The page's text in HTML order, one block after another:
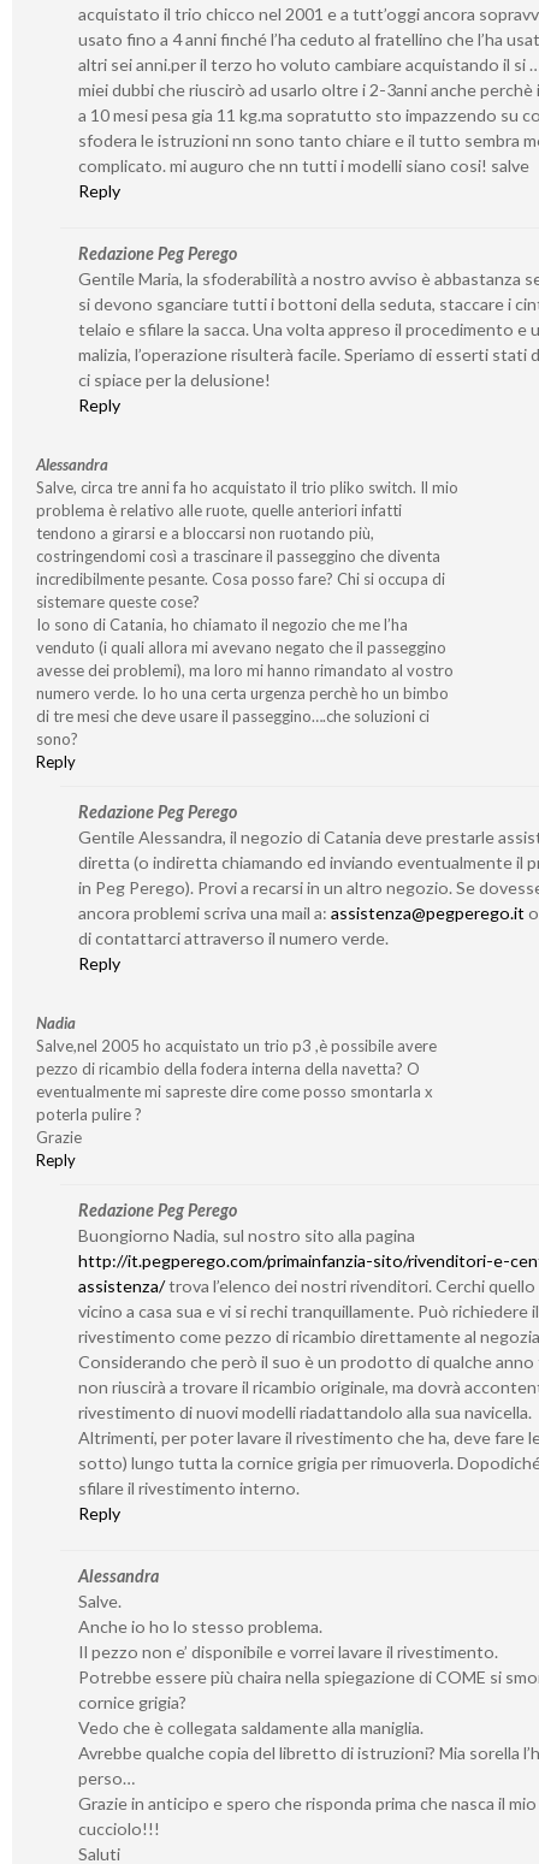
acquistato il trio chicco nel 2001 e a tutt’oggi ancora
usato fino a 4 anni finché l’ha ceduto al fratellino che l’ha
altri sei anni.per il terzo ho voluto cambiare acquistando il si
miei dubbi che riuscirò ad usarlo oltre i 2-3anni anche perchè
a 10 mesi pesa gia 11 kg.ma sopratutto sto impazzendo su
sfodera le istruzioni nn sono tanto chiare e il tutto sembra
complicato. mi auguro che nn tutti i modelli siano cosi! salve
Reply
Redazione Peg Perego
Gentile Maria, la sfoderabilità a nostro avviso è abbastanza
si devono sganciare tutti i bottoni della seduta, staccare i
telaio e sfilare la sacca. Una volta appreso il procedimento e
malizia, l’operazione risulterà facile. Speriamo di esserti stati
ci spiace per la delusione!
Reply
Alessandra
Salve, circa tre anni fa ho acquistato il trio pliko switch. Il mio
problema è relativo alle ruote, quelle anteriori infatti
tendono a girarsi e a bloccarsi non ruotando più,
costringendomi così a trascinare il passeggino che diventa
incredibilmente pesante. Cosa posso fare? Chi si occupa di
sistemare queste cose?
Io sono di Catania, ho chiamato il negozio che me l’ha
venduto (i quali allora mi avevano negato che il passeggino
avesse dei problemi), ma loro mi hanno rimandato al vostro
numero verde. Io ho una certa urgenza perchè ho un bimbo
di tre mesi che deve usare il passeggino….che soluzioni ci
sono?
Reply
Redazione Peg Perego
Gentile Alessandra, il negozio di Catania deve prestarle
diretta (o indiretta chiamando ed inviando eventualmente il
in Peg Perego). Provi a recarsi in un altro negozio. Se
ancora problemi scriva una mail a: assistenza@pegperego.ito
di contattarci attraverso il numero verde.
Reply
Nadia
Salve,nel 2005 ho acquistato un trio p3 ,è possibile avere
pezzo di ricambio della fodera interna della navetta? O
eventualmente mi sapreste dire come posso smontarla x
poterla pulire ?
Grazie
Reply
Redazione Peg Perego
Buongiorno Nadia, sul nostro sito alla pagina
http://it.pegperego.com/primainfanzia-sito/rivenditori-e-
assistenza/trova l’elenco dei nostri rivenditori. Cerchi quello
vicino a casa sua e vi si rechi tranquillamente. Può richiedere il
rivestimento come pezzo di ricambio direttamente al
Considerando che però il suo è un prodotto di qualche anno
non riuscirà a trovare il ricambio originale, ma dovrà
rivestimento di nuovi modelli riadattandolo alla sua navicella.
Altrimenti, per poter lavare il rivestimento che ha, deve fare
sotto) lungo tutta la cornice grigia per rimuoverla.
sfilare il rivestimento interno.
Reply
Alessandra
Salve.
Anche io ho lo stesso problema.
Il pezzo non e’ disponibile e vorrei lavare il rivestimento.
Potrebbe essere più chaira nella spiegazione di COME si
cornice grigia?
Vedo che è collegata saldamente alla maniglia.
Avrebbe qualche copia del libretto di istruzioni? Mia sorella
perso…
Grazie in anticipo e spero che risponda prima che nasca il mio
cucciolo!!!
Saluti